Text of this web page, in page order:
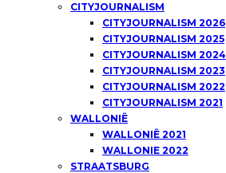
CITYJOURNALISM
CITYJOURNALISM 2026
CITYJOURNALISM 2025
CITYJOURNALISM 2024
CITYJOURNALISM 2023
CITYJOURNALISM 2022
CITYJOURNALISM 2021
WALLONIË
WALLONIË 2021
WALLONIE 2022
STRAATSBURG